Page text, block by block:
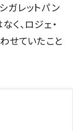
ガレットパン
く、ロジェ・
せていたこと